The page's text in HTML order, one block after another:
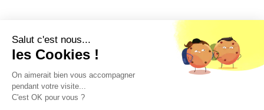
Salut c'est nous...
les Cookies !
On aimerait bien vous accompagner
pendant votre visite...
C'est OK pour vous ?